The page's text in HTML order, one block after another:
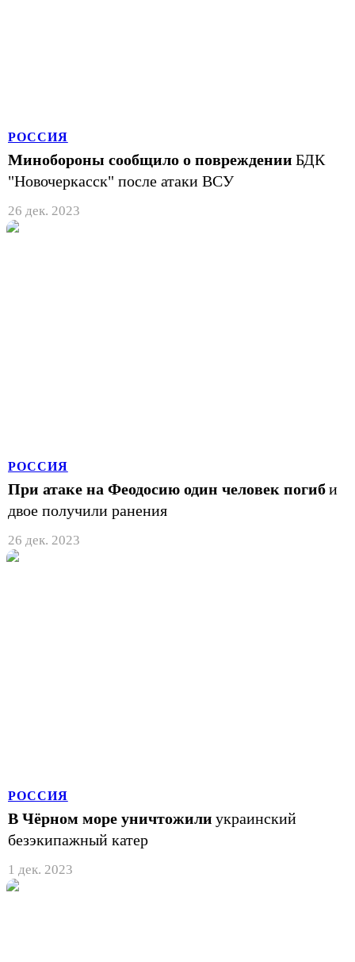
РОССИЯ
Минобороны сообщило о повреждении БДК
"Новочеркасск" после атаки ВСУ
26 дек. 2023
РОССИЯ
При атаке на Феодосию один человек погиби
двое получили ранения
26 дек. 2023
РОССИЯ
В Чёрном море уничтожили украинский
безэкипажный катер
1 дек. 2023